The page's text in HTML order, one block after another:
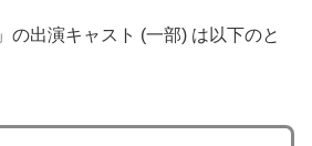
」の出演キャスト (一部) は以下のと